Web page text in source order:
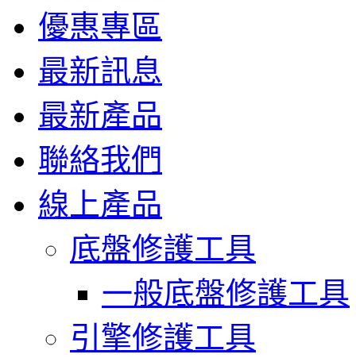
優惠專區
最新訊息
最新產品
聯絡我們
線上產品
底盤修護工具
一般底盤修護工具
引擎修護工具